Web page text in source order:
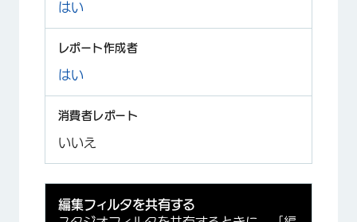
はい
はい
いいえ
編集フィルタを共有する